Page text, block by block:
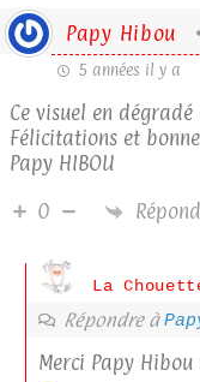
Papy Hibou
5 années il y a
Ce visuel en
Félicitations et
Papy HIBOU
0
La
Répondre à
Merci Papy